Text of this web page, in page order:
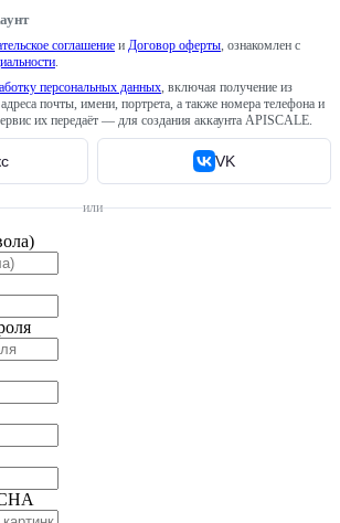
соглашение и Договор оферты , ознакомлен с
персональных данных , включая получение из
почты, имени, портрета, а также номера телефона и
их передаёт — для создания аккаунта APISCALE.
VK
или